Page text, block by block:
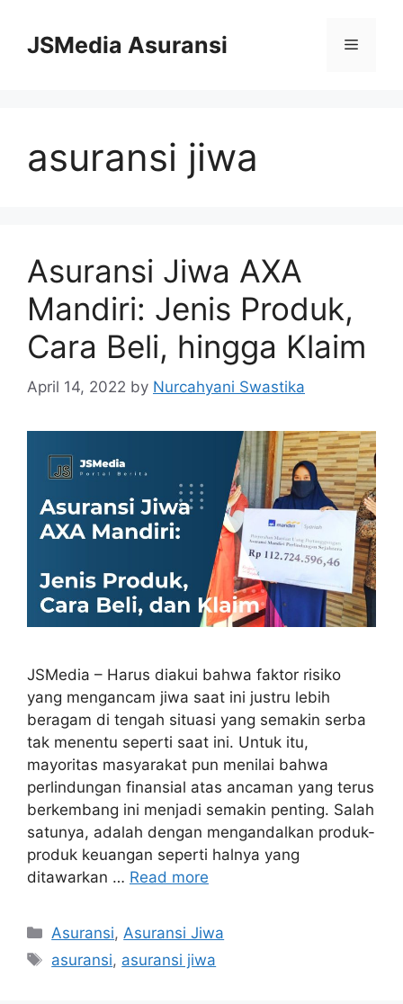
contentJSMedia Asuransi Menu
asuransi jiwa
Asuransi Jiwa AXA
Mandiri: Jenis Produk,
Cara Beli, hingga Klaim
April 14, 2022 by Nurcahyani Swastika
JSMedia – Harus diakui bahwa faktor risiko
yang mengancam jiwa saat ini justru lebih
beragam di tengah situasi yang semakin serba
tak menentu seperti saat ini. Untuk itu,
mayoritas masyarakat pun menilai bahwa
perlindungan finansial atas ancaman yang terus
berkembang ini menjadi semakin penting. Salah
satunya, adalah dengan mengandalkan produk-
produk keuangan seperti halnya yang
ditawarkan … Read more
Categories
Asuransi, Asuransi Jiwa
Tags
asuransi, asuransi jiwa